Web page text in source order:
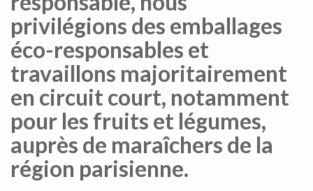
privilégions des emballages
éco-responsables et
travaillons majoritairement
en circuit court, notamment
pour les fruits et légumes,
auprès de maraîchers de la
région parisienne.